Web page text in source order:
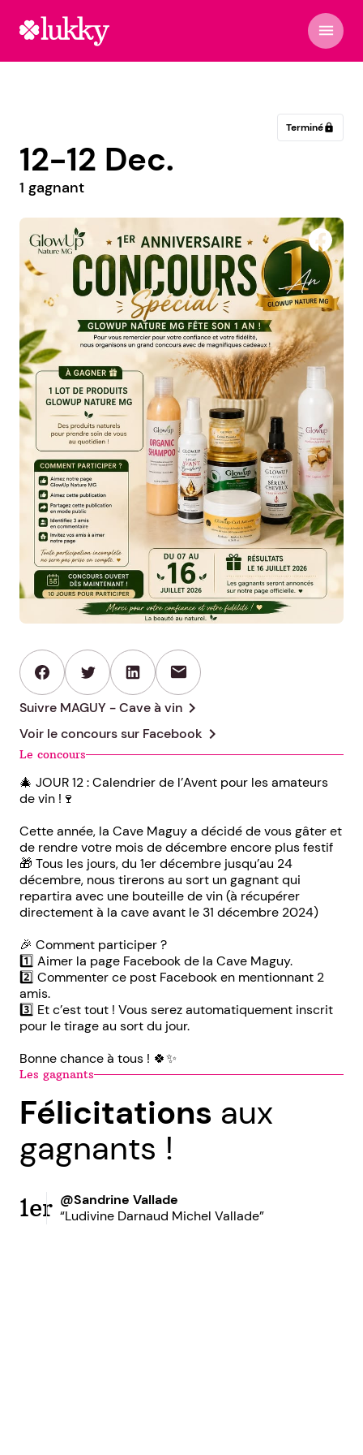
menu
Terminélock
12-12 Dec.
1 gagnant
MAGUY - Cave à vin
mail
Suivre MAGUY - Cave à vin chevron_right
Voir le concours sur Facebook chevron_right
Le concours
🎄 JOUR 12 : Calendrier de l’Avent pour les amateurs
de vin !🍷
Cette année, la Cave Maguy a décidé de vous gâter et
de rendre votre mois de décembre encore plus festif
🎁 Tous les jours, du 1er décembre jusqu’au 24
décembre, nous tirerons au sort un gagnant qui
repartira avec une bouteille de vin (à récupérer
directement à la cave avant le 31 décembre 2024)
🎉 Comment participer ?
1️⃣ Aimer la page Facebook de la Cave Maguy.
2️⃣ Commenter ce post Facebook en mentionnant 2
amis.
3️⃣ Et c’est tout ! Vous serez automatiquement inscrit
pour le tirage au sort du jour.
Bonne chance à tous ! 🍀✨
Les gagnants
Félicitations aux
gagnants !
1er @Sandrine Vallade
“Ludivine Darnaud Michel Vallade”